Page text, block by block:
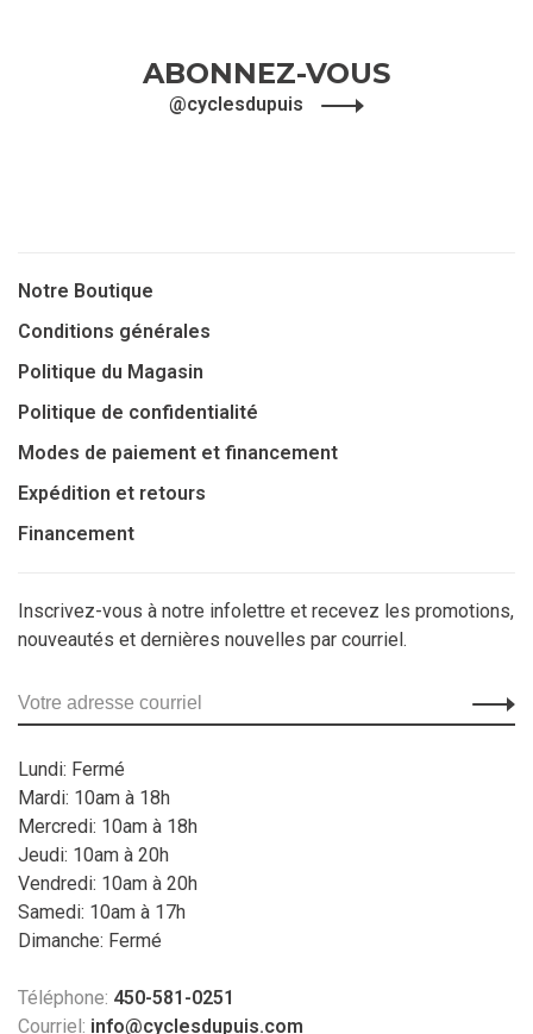
ABONNEZ-VOUS
@cyclesdupuis
Notre Boutique
Conditions générales
Politique du Magasin
Politique de confidentialité
Modes de paiement et financement
Expédition et retours
Financement
Inscrivez-vous à notre infolettre et recevez les promotions,
nouveautés et dernières nouvelles par courriel.
Lundi: Fermé
Mardi: 10am à 18h
Mercredi: 10am à 18h
Jeudi: 10am à 20h
Vendredi: 10am à 20h
Samedi: 10am à 17h
Dimanche: Fermé
Téléphone: 450-581-0251
Courriel: info@cyclesdupuis.com